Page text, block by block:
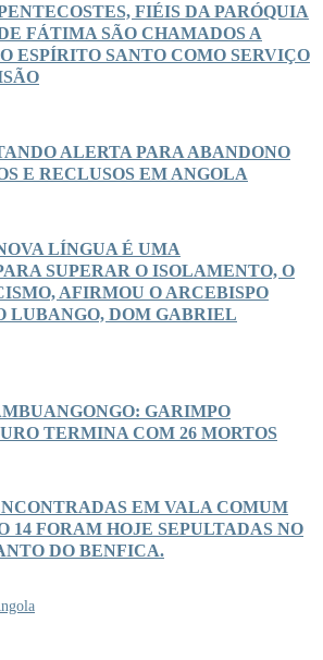
FIÉIS DA PARÓQUIA
FÁTIMA SÃO CHAMADOS A
ESPÍRITO SANTO COMO SERVIÇO
ALERTA PARA ABANDONO
E RECLUSOS EM ANGOLA
LÍNGUA É UMA
SUPERAR O ISOLAMENTO, O
AFIRMOU O ARCEBISPO
LUBANGO, DOM GABRIEL
GARIMPO
TERMINA COM 26 MORTOS
EM VALA COMUM
14 FORAM HOJE SEPULTADAS NO
DO BENFICA.